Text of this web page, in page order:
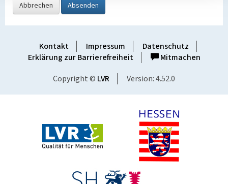
Abbrechen Absenden
Kontakt Impressum
Datenschutz
Erklärung zur Barrierefreiheit
Mitmachen
Copyright © LVR Version: 4.52.0